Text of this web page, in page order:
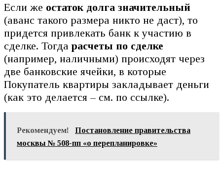
Если же остаток долга значительный
(аванс такого размера никто не даст), то
придется привлекать банк к участию в
сделке. Тогда расчеты по сделке
(например, наличными) происходят через
две банковские ячейки, в которые
Покупатель квартиры закладывает деньги
(как это делается – см. по ссылке).
Рекомендуем!
Постановление правительства
москвы № 508-пп «о перепланировке»